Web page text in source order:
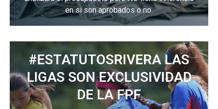
en si son aprobados o no.
#ESTATUTOSRIVERA LAS
LIGAS SON EXCLUSIVIDAD
DE LA FPF